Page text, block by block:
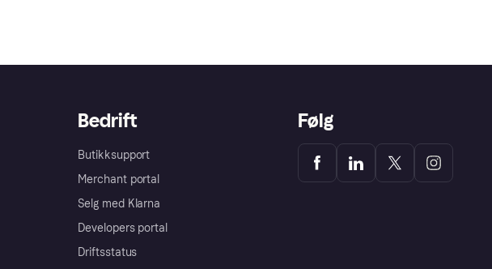
Bedrift
Butikksupport
Merchant portal
Selg med Klarna
Developers portal
Driftsstatus
Følg